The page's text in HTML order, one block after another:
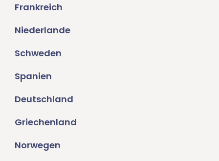
Frankreich
Niederlande
Schweden
Spanien
Deutschland
Griechenland
Norwegen